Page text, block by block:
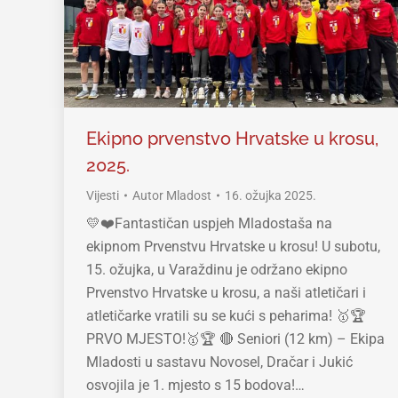
Ekipno prvenstvo Hrvatske u krosu,
2025.
Vijesti Autor Mladost 16. ožujka 2025.
💛❤️Fantastičan uspjeh Mladostaša na
ekipnom Prvenstvu Hrvatske u krosu! U subotu,
15. ožujka, u Varaždinu je održano ekipno
Prvenstvo Hrvatske u krosu, a naši atletičari i
atletičarke vratili su se kući s peharima! 🥇🏆
PRVO MJESTO!🥇🏆 🔴 Seniori (12 km) – Ekipa
Mladosti u sastavu Novosel, Dračar i Jukić
osvojila je 1. mjesto s 15 bodova!…